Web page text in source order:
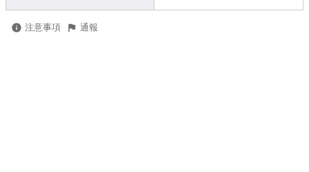
注意事項 通報